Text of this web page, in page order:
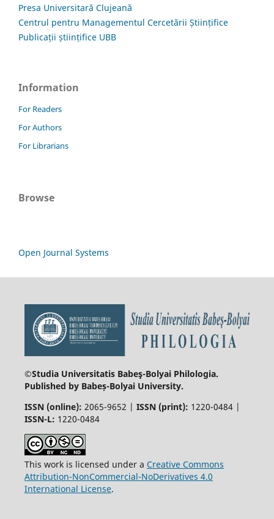
Presa Universitară Clujeană
Centrul pentru Managementul Cercetării Științifice
Publicații științifice UBB
Information
For Readers
For Authors
For Librarians
Browse
Open Journal Systems
©Studia Universitatis Babeş-Bolyai Philologia.
Published by Babeș-Bolyai University.
ISSN (online): 2065-9652 | ISSN (print): 1220-0484 |
ISSN-L: 1220-0484
This work is licensed under a Creative Commons
Attribution-NonCommercial-NoDerivatives 4.0
International License.